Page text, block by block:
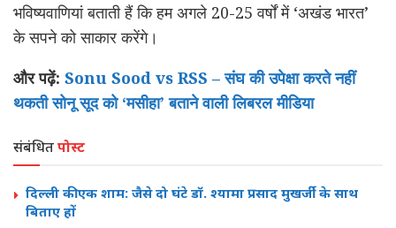
भविष्यवाणियां बताती हैं कि हम अगले 20-25 वर्षों में ‘अखंड भारत’
के सपने को साकार करेंगे।
और पढ़ें: Sonu Sood vs RSS – संघ की उपेक्षा करते नहीं
थकती सोनू सूद को ‘मसीहा’ बताने वाली लिबरल मीडिया
संबंधितपोस्ट
दिल्ली की एक शाम: जैसे दो घंटे डॉ. श्यामा प्रसाद मुखर्जी के साथ
बिताए हों